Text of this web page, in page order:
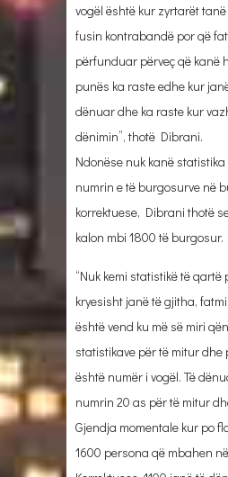
vogël është kur zyrtarët
fusin kontrabandë por që
përfunduar përveç që kanë
punës ka raste edhe kur
dënuar dhe ka raste kur
dënimin”, thotë Dibrani.
Ndonëse nuk kanë
numrin e të burgosurve në
korrektuese, Dibrani thotë
kalon mbi 1800 të burgosur.
“Nuk kemi statistikë të
kryesisht janë të gjitha,
është vend ku më së miri
statistikave për të mitur dhe
është numër i vogël. Të
numrin 20 as për të mitur
Gjendja momentale kur po
1600 persona që mbahen